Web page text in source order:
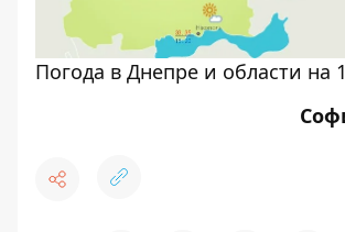
Погода в Днепре и области на